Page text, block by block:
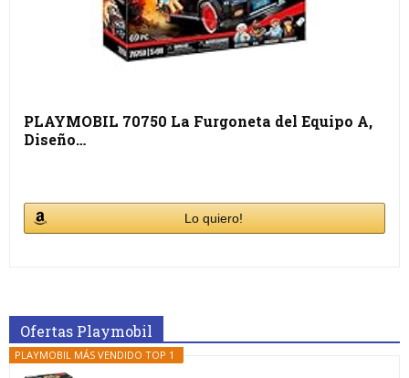
PLAYMOBIL 70750 La Furgoneta del Equipo A,
Diseño…
Lo quiero!
Ofertas Playmobil
PLAYMOBIL MÁS VENDIDO TOP 1